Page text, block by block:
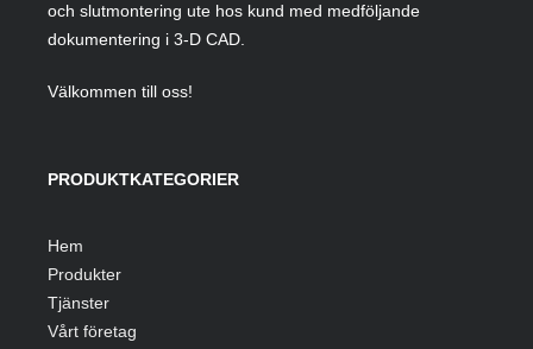
och slutmontering ute hos kund med medföljande
dokumentering i 3-D CAD.
Välkommen till oss!
PRODUKTKATEGORIER
Hem
Produkter
Tjänster
Vårt företag